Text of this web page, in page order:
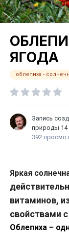
ЯГОДА
облепиха -
Запись
природы
392
Яркая
витаминов,
свойствами
Облепиха –